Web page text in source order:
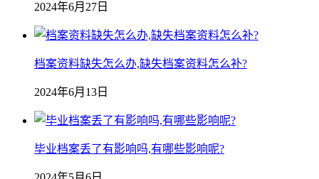
2024年6月27日
档案资料缺失怎么办,缺失档案资料怎么补?
2024年6月13日
毕业档案丢了有影响吗,有哪些影响呢?